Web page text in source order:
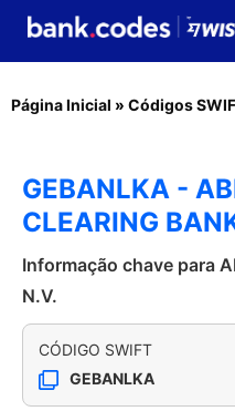
Página Inicial » Códigos
GEBANLKA -
CLEARING
Informação chave para
N.V.
CÓDIGO SWIFT
GEBANLKA